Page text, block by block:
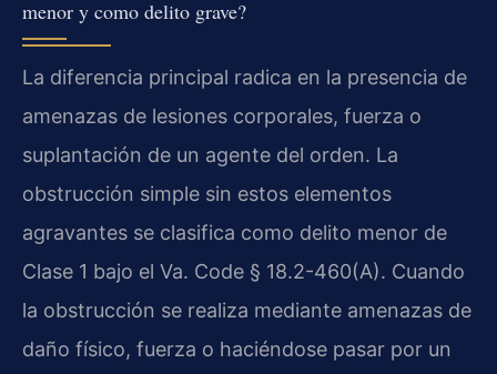
menor y como delito grave?
La diferencia principal radica en la presencia de
amenazas de lesiones corporales, fuerza o
suplantación de un agente del orden. La
obstrucción simple sin estos elementos
agravantes se clasifica como delito menor de
Clase 1 bajo el Va. Code § 18.2-460(A). Cuando
la obstrucción se realiza mediante amenazas de
daño físico, fuerza o haciéndose pasar por un